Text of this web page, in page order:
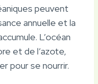
peuvent
annuelle et la
L’océan
et de l’azote,
pour se nourrir.